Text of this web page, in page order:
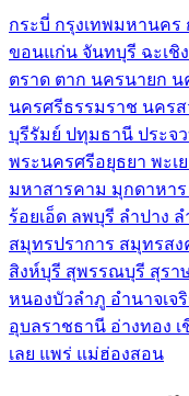
กระบี่ กรุงเทพมหานคร
ขอนแก่น จันทบุรี ฉะเชิ
ตราด ตาก นครนายก น
นครศรีธรรมราช นครส
บุรีรัมย์ ปทุมธานี ประจ
พระนครศรีอยุธยา พะเ
มหาสารคาม มุกดาหาร
ร้อยเอ็ด ลพบุรี ลำปาง ล
สมุทรปราการ สมุทรสง
สิงห์บุรี สุพรรณบุรี สุรา
หนองบัวลำภู อำนาจเจ
อุบลราชธานี อ่างทอง เ
เลย แพร่ แม่ฮ่องสอน